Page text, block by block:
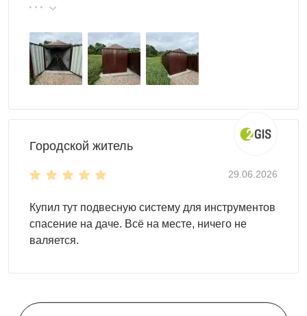
Для монтажа контейнеров SKOGGY не требуется
подготовка фундамента, достаточно установить
реальные цены.
Городской житель
29.06.2026
Купил тут подвесную систему для инструментов
спасение на даче. Всё на месте, ничего не
валяется.